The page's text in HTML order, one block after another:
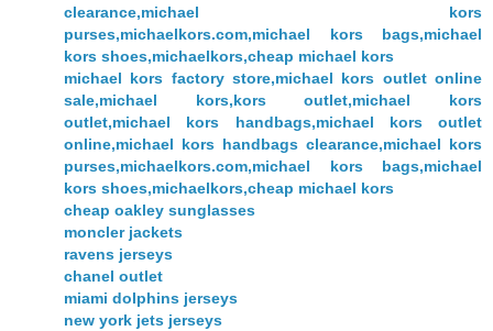
clearance,michael kors
purses,michaelkors.com,michael kors bags,michael
kors shoes,michaelkors,cheap michael kors
michael kors factory store,michael kors outlet online
sale,michael kors,kors outlet,michael kors
outlet,michael kors handbags,michael kors outlet
online,michael kors handbags clearance,michael kors
purses,michaelkors.com,michael kors bags,michael
kors shoes,michaelkors,cheap michael kors
cheap oakley sunglasses
moncler jackets
ravens jerseys
chanel outlet
miami dolphins jerseys
new york jets jerseys